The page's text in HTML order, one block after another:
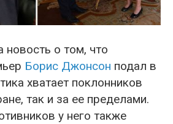
новость о том, что
Борис Джонсон подал в
хватает поклонников
так и за ее пределами.
у него также